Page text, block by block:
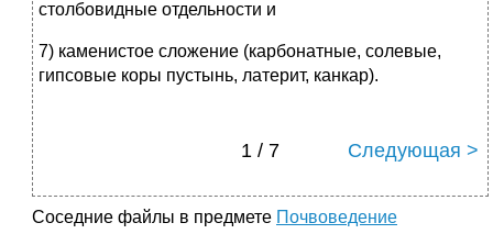
столбовидные отдельности и
7) каменистое сложение (карбонатные, солевые,
гипсовые коры пустынь, латерит, канкар).
1 / 7 Следующая >
Соседние файлы в предмете Почвоведение